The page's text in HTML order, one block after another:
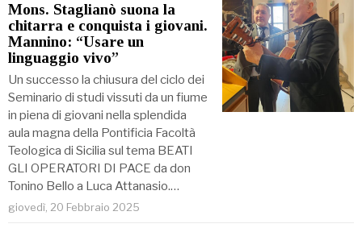
Mons. Staglianò suona la
chitarra e conquista i giovani.
Mannino: “Usare un
linguaggio vivo”
Un successo la chiusura del ciclo dei
Seminario di studi vissuti da un fiume
in piena di giovani nella splendida
aula magna della Pontificia Facoltà
Teologica di Sicilia sul tema BEATI
GLI OPERATORI DI PACE da don
Tonino Bello a Luca Attanasio.…
giovedì, 20 Febbraio 2025